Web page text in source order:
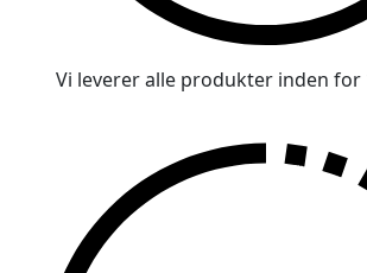
Vi leverer alle produkter inden for